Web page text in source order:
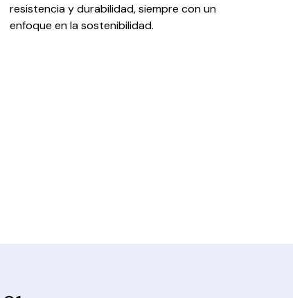
resistencia y durabilidad, siempre con un
enfoque en la sostenibilidad.